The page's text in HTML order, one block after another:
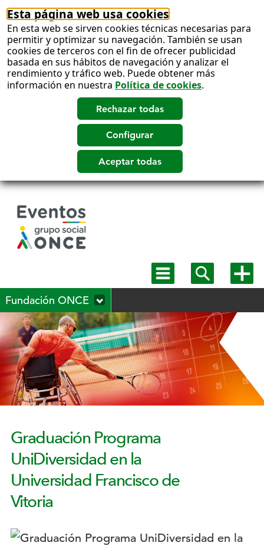
Esta página web usa cookies
En esta web se sirven cookies técnicas necesarias para
permitir y optimizar su navegación. También se usan
cookies de terceros con el fin de ofrecer publicidad
basada en sus hábitos de navegación y analizar el
rendimiento y tráfico web. Puede obtener más
información en nuestra Política de cookies.
Mostrar
menú
Mostrar
buscadormás
Fundación ONCE
Graduación Programa
UniDiversidad en la
Universidad Francisco de
Vitoria
Logotipo: